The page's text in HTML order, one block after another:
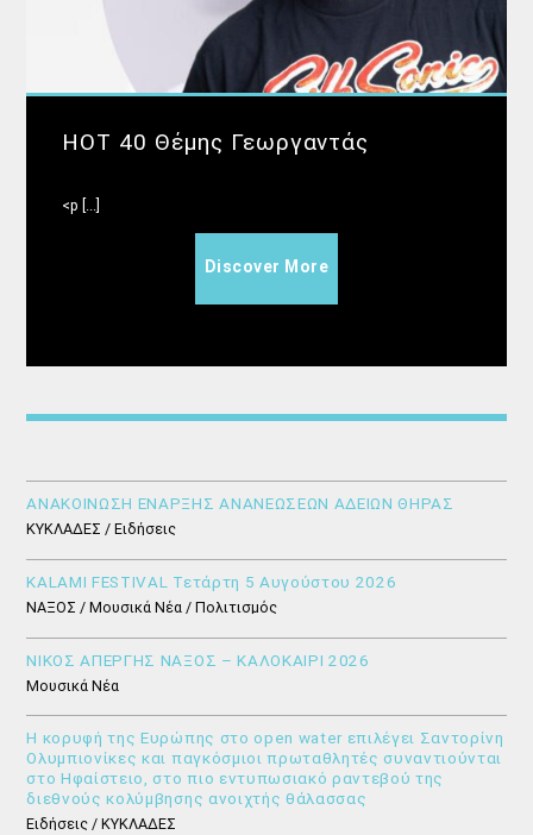
HOT 40 Θέμης Γεωργαντάς
<p [...]
Discover More
ΑΝΑΚΟΙΝΩΣΗ ΕΝΑΡΞΗΣ ΑΝΑΝΕΩΣΕΩΝ ΑΔΕΙΩΝ ΘΗΡΑΣ
ΚΥΚΛΑΔΕΣ / Ειδήσεις
KALAMI FESTIVAL Τετάρτη 5 Αυγούστου 2026
ΝΑΞΟΣ / Μουσικά Νέα / Πολιτισμός
ΝΙΚΟΣ ΑΠΕΡΓΗΣ ΝΑΞΟΣ – ΚΑΛΟΚΑΙΡΙ 2026
Μουσικά Νέα
Η κορυφή της Ευρώπης στο open water επιλέγει Σαντορίνη
Ολυμπιονίκες και παγκόσμιοι πρωταθλητές συναντιούνται
στο Ηφαίστειο, στο πιο εντυπωσιακό ραντεβού της
διεθνούς κολύμβησης ανοιχτής θάλασσας
Ειδήσεις / ΚΥΚΛΑΔΕΣ